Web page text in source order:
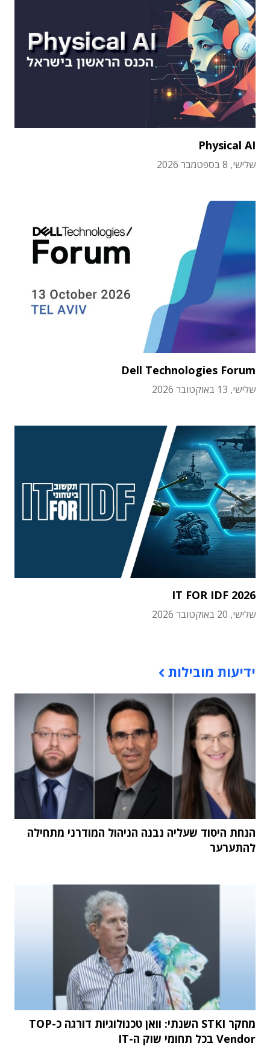
Physical AI
שלישי, 8 בספטמבר 2026
Dell Technologies Forum
שלישי, 13 באוקטובר 2026
IT FOR IDF 2026
שלישי, 20 באוקטובר 2026
ידיעות מובילות
הנחת היסוד שעליה נבנה הניהול המודרני מתחילה
להתערער
מחקר STKI השנתי: וואן טכנולוגיות דורגה כ-TOP
Vendor בכל תחומי שוק ה-IT